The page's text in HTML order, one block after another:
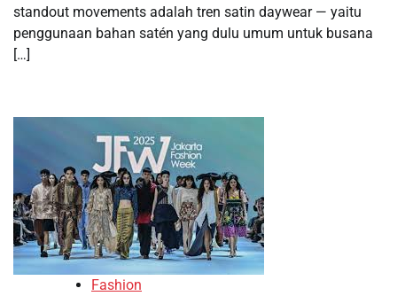
standout movements adalah tren satin daywear — yaitu
penggunaan bahan satén yang dulu umum untuk busana
[…]
Fashion